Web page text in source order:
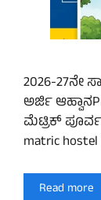
2026-27ನೇ
ಅರ್ಜಿ
ಮೆಟ್ರಿಕ್
matric
Read more